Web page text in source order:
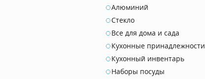
Алюминий
Стекло
Все для дома и сада
Кухонные принадлежности
Кухонный инвентарь
Наборы посуды